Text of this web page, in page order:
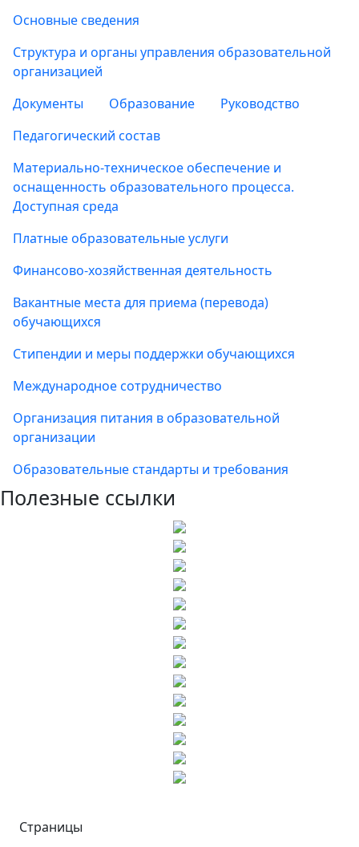
Основные сведения
Структура и органы управления образовательной
организацией
Документы
Образование
Руководство
Педагогический состав
Материально-техническое обеспечение и
оснащенность образовательного процесса.
Доступная среда
Платные образовательные услуги
Финансово-хозяйственная деятельность
Вакантные места для приема (перевода)
обучающихся
Стипендии и меры поддержки обучающихся
Международное сотрудничество
Организация питания в образовательной
организации
Образовательные стандарты и требования
Полезные ссылки
Страницы